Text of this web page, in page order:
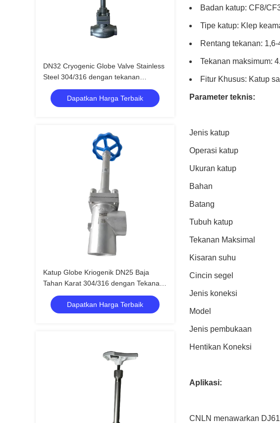
DN32 Cryogenic Globe Valve Stainless
Steel 304/316 dengan tekanan
maksimum 5,0Mpa dan kisaran suhu
-196°C sampai +80°C
Dapatkan Harga Terbaik
Katup Globe Kriogenik DN25 Baja
Tahan Karat 304/316 dengan Tekanan
Maksimum 5.0Mpa dan Rentang Suhu
-196°C hingga +80°C
Dapatkan Harga Terbaik
Badan katup: CF8/
Tipe katup: Klep
Rentang tekanan: 1,6-
Tekanan maksimum:
Fitur Khusus: Katup
Parameter teknis:
Jenis katup
Operasi katup
Ukuran katup
Bahan
Batang
Tubuh katup
Tekanan Maksimal
Kisaran suhu
Cincin segel
Jenis koneksi
Model
Jenis pembukaan
Hentikan Koneksi
Aplikasi:
CNLN menawarkan